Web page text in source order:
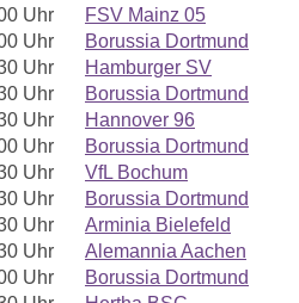
Uhr
FSV Mainz 05
Uhr
Borussia Dortmund
Uhr
Hamburger SV
Uhr
Borussia Dortmund
Uhr
Hannover 96
Uhr
Borussia Dortmund
Uhr
VfL Bochum
Uhr
Borussia Dortmund
Uhr
Arminia Bielefeld
Uhr
Alemannia Aachen
Uhr
Borussia Dortmund